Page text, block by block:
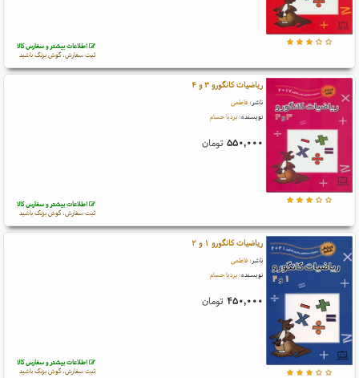
اطلاعات بیشتر و سفارش کالا
ثبت سفارش، گوش بزنگ باشید
ریاضیات کانگورو ۳ و ۴
ناشر: فاطمی
نویسنده: بردیا حسام
۵۵۰,۰۰۰ تومان
اطلاعات بیشتر و سفارش کالا
ثبت سفارش، گوش بزنگ باشید
ریاضیات کانگورو ۱ و ۲
ناشر: فاطمی
نویسنده: بردیا حسام
۴۵۰,۰۰۰ تومان
اطلاعات بیشتر و سفارش کالا
ثبت سفارش، گوش بزنگ باشید